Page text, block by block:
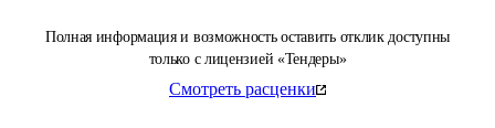
Полная информация и возможность оставить отклик доступны
только с лицензией «Тендеры»
Смотреть расценки